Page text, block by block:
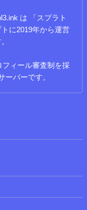
は 「スプラト
に2019年から運営
ィール審査制を採
ーバーです。